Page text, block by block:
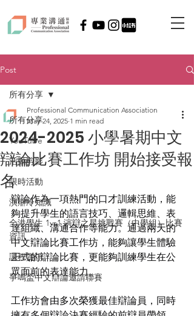
Post
所有分享
YouTube
活動剪影
限時活動
演辯冷知識
全港學生 1vs1 演辯之星挑戰賽（中學組）比賽
資訊
課程資訊
爭鳴盃中文辯論邀請聯賽
所有分享
2024-2025 小學暑期中文
辯論比賽工作坊 開始接受報
名
Professional Communication Association
May 24, 2025 1 min read
辯論作為一項熱門的口才訓練活動，能
夠提升學生的語言技巧、邏輯思維、表
達組織、溝通合作等能力。通過兩天的
中文辯論比賽工作坊，能夠讓學生體驗
正式的辯論比賽，更能夠訓練學生在公
眾面前的表達能力。
工作坊會由多次榮獲最佳辯論員，同時